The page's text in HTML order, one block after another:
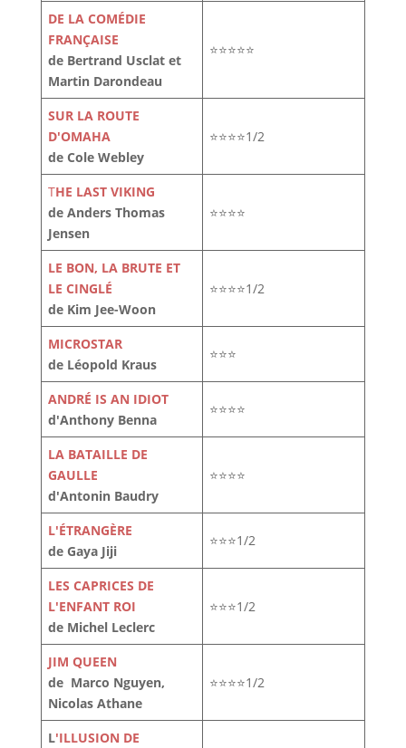
DE LA COMÉDIE
FRANÇAISE
de Bertrand Usclat et
Martin Darondeau
⭐⭐⭐⭐⭐
SUR LA ROUTE
D'OMAHA
de Cole Webley
⭐⭐⭐⭐1/2
THE LAST VIKING
de Anders Thomas
Jensen
⭐⭐⭐⭐
LE BON, LA BRUTE ET
LE CINGLÉ
de Kim Jee-Woon
⭐⭐⭐⭐1/2
MICROSTAR
de Léopold Kraus
⭐⭐⭐
ANDRÉ IS AN IDIOT
d'Anthony Benna
⭐⭐⭐⭐
LA BATAILLE DE
GAULLE
d'Antonin Baudry
⭐⭐⭐⭐
L'ÉTRANGÈRE
de Gaya Jiji
⭐⭐⭐1/2
LES CAPRICES DE
L'ENFANT ROI
de Michel Leclerc
⭐⭐⭐1/2
JIM QUEEN
de Marco Nguyen,
Nicolas Athane
⭐⭐⭐⭐1/2
L'ILLUSION DE